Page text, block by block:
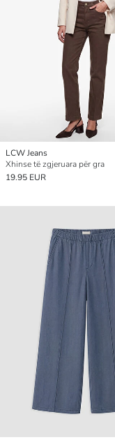
LCW Jeans
Xhinse të zgjeruara për gra
19.95 EUR